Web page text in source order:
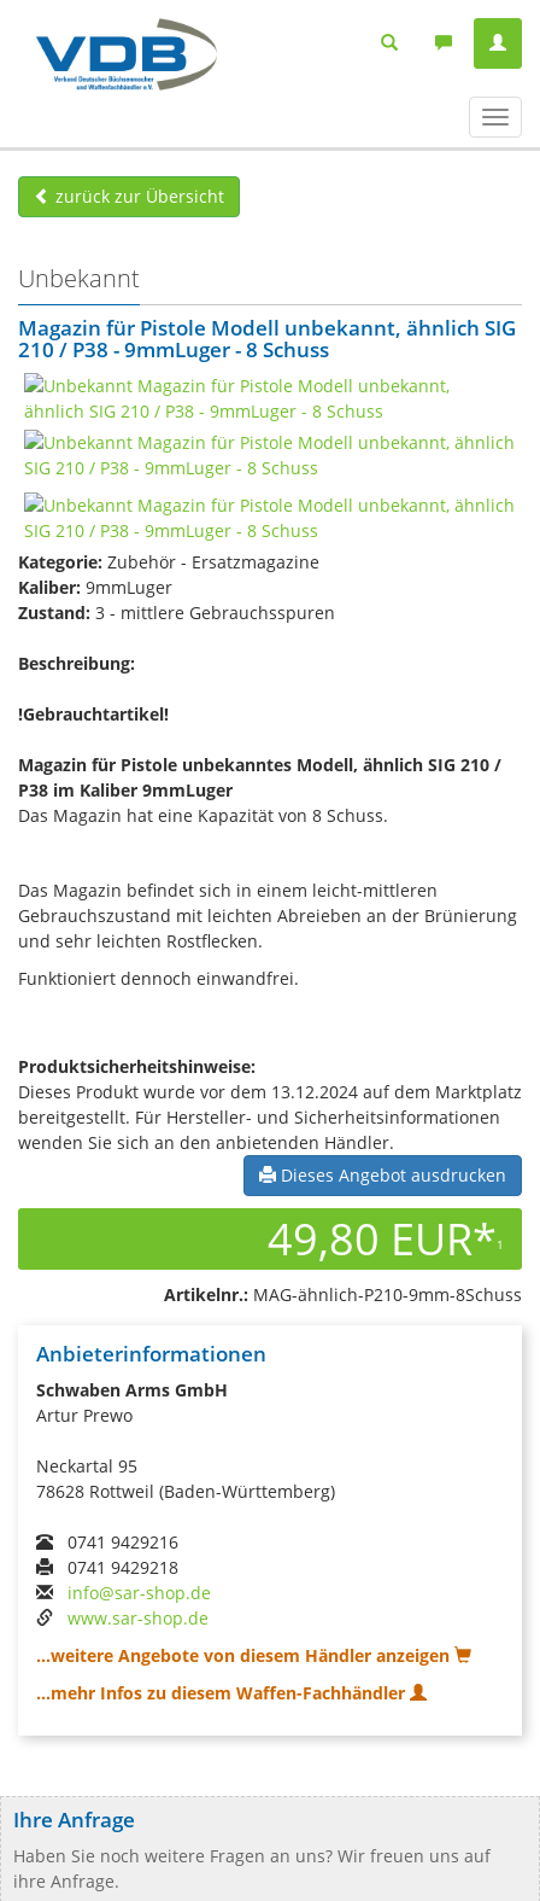
ein-/
zurück zur Übersicht
Unbekannt
Magazin für Pistole Modell unbekannt, ähnlich SIG
210 / P38 - 9mmLuger - 8 Schuss
Kategorie: Zubehör - Ersatzmagazine
Kaliber: 9mmLuger
Zustand: 3 - mittlere Gebrauchsspuren
Beschreibung:
!Gebrauchtartikel!
Magazin für Pistole unbekanntes Modell, ähnlich SIG 210 /
P38 im Kaliber 9mmLuger
Das Magazin hat eine Kapazität von 8 Schuss.
Das Magazin befindet sich in einem leicht-mittleren
Gebrauchszustand mit leichten Abreieben an der Brünierung
und sehr leichten Rostflecken.
Funktioniert dennoch einwandfrei.
Produktsicherheitshinweise:
Dieses Produkt wurde vor dem 13.12.2024 auf dem Marktplatz
bereitgestellt. Für Hersteller- und Sicherheitsinformationen
wenden Sie sich an den anbietenden Händler.
Dieses Angebot ausdrucken
49,80 EUR*1
Artikelnr.: MAG-ähnlich-P210-9mm-8Schuss
Anbieterinformationen
Schwaben Arms GmbH
Artur Prewo
Neckartal 95
78628 Rottweil (Baden-Württemberg)
0741 9429216
0741 9429218
info@sar-shop.de
www.sar-shop.de
...weitere Angebote von diesem Händler anzeigen
...mehr Infos zu diesem Waffen-Fachhändler
Ihre Anfrage
Haben Sie noch weitere Fragen an uns? Wir freuen uns auf
ihre Anfrage.